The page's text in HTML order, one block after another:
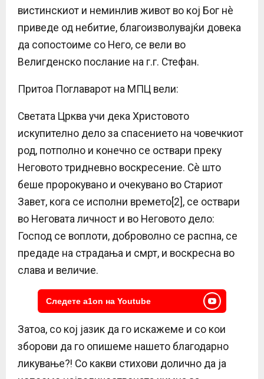
вистинскиот и неминлив живот во кој Бог нè
приведе од небитие, благоизволувајќи довека
да сопостоиме со Него, се вели во
Велигденско послание на г.г. Стефан.
Притоа Поглаварот на МПЦ вели:
Светата Црква учи дека Христовото
искупително дело за спасението на човечкиот
род, потполно и конечно се оствари преку
Неговото тридневно воскресение. Сè што
беше пророкувано и очекувано во Стариот
Завет, кога се исполни времето[2], се оствари
во Неговата личност и во Неговото дело:
Господ се воплоти, доброволно се распна, се
предаде на страдања и смрт, и воскресна во
слава и величие.
Следете a1on на Youtube
Затоа, со кој јазик да го искажеме и со кои
зборови да го опишеме нашето благодарно
ликување?! Со какви стихови долично да ја